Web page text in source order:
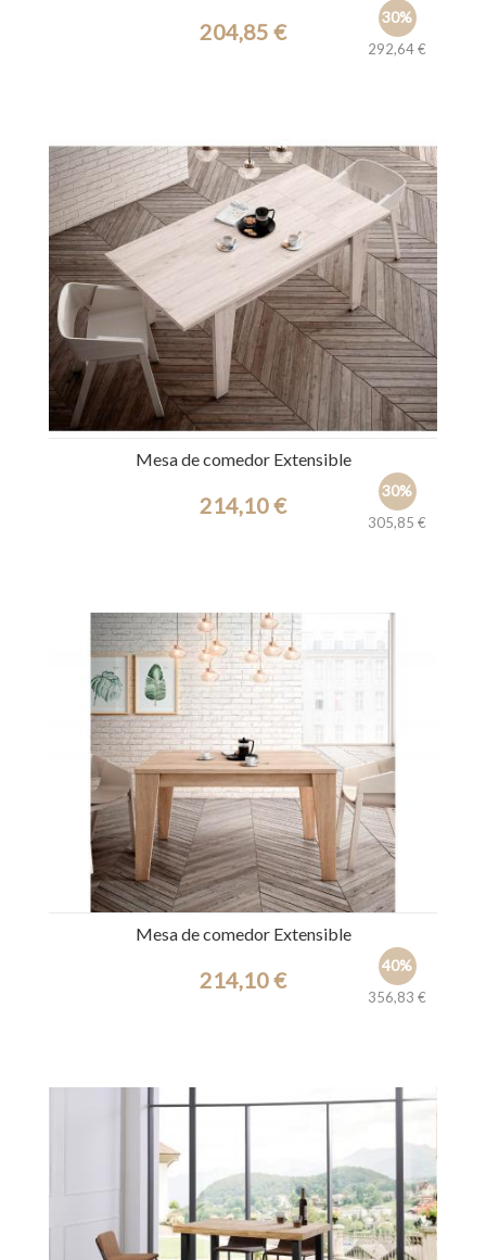
30%
292,64 €
204,85 €
Mesa de comedor Extensible
30%
305,85 €
214,10 €
Mesa de comedor Extensible
40%
356,83 €
214,10 €